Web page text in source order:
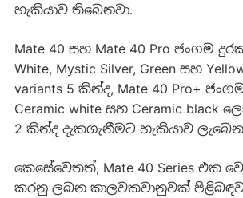
හැකියාව තිබෙනවා.
Mate 40 සහ Mate 40 Pro ජංගම
White, Mystic Silver, Green සහ
variants 5 කින්ද, Mate 40 Pro+
Ceramic white සහ Ceramic black
2 කින්ද දැකගැනීමට හැකියාව
කෙසේවෙතත්, Mate 40 Series එක
කරනු ලබන කාලවකවානුවක් පිළිබඳව